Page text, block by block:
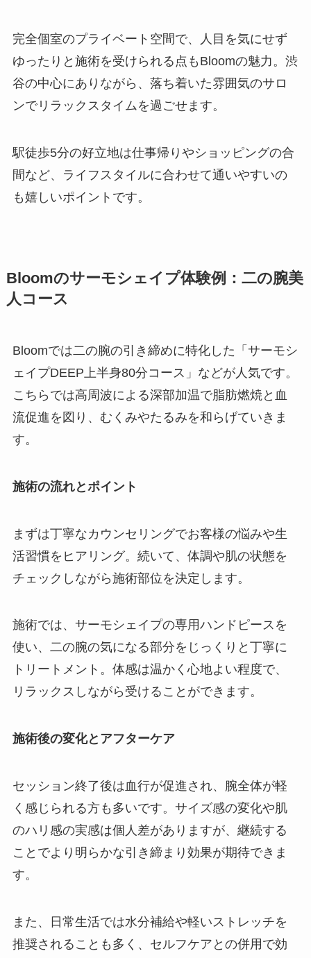
完全個室のプライベート空間で、人目を気にせず
ゆったりと施術を受けられる点もBloomの魅力。渋
谷の中心にありながら、落ち着いた雰囲気のサロ
ンでリラックスタイムを過ごせます。
駅徒歩5分の好立地は仕事帰りやショッピングの合
間など、ライフスタイルに合わせて通いやすいの
も嬉しいポイントです。
Bloomのサーモシェイプ体験例：二の腕美
人コース
Bloomでは二の腕の引き締めに特化した「サーモシ
ェイプDEEP上半身80分コース」などが人気です。
こちらでは高周波による深部加温で脂肪燃焼と血
流促進を図り、むくみやたるみを和らげていきま
す。
施術の流れとポイント
まずは丁寧なカウンセリングでお客様の悩みや生
活習慣をヒアリング。続いて、体調や肌の状態を
チェックしながら施術部位を決定します。
施術では、サーモシェイプの専用ハンドピースを
使い、二の腕の気になる部分をじっくりと丁寧に
トリートメント。体感は温かく心地よい程度で、
リラックスしながら受けることができます。
施術後の変化とアフターケア
セッション終了後は血行が促進され、腕全体が軽
く感じられる方も多いです。サイズ感の変化や肌
のハリ感の実感は個人差がありますが、継続する
ことでより明らかな引き締まり効果が期待できま
す。
また、日常生活では水分補給や軽いストレッチを
推奨されることも多く、セルフケアとの併用で効